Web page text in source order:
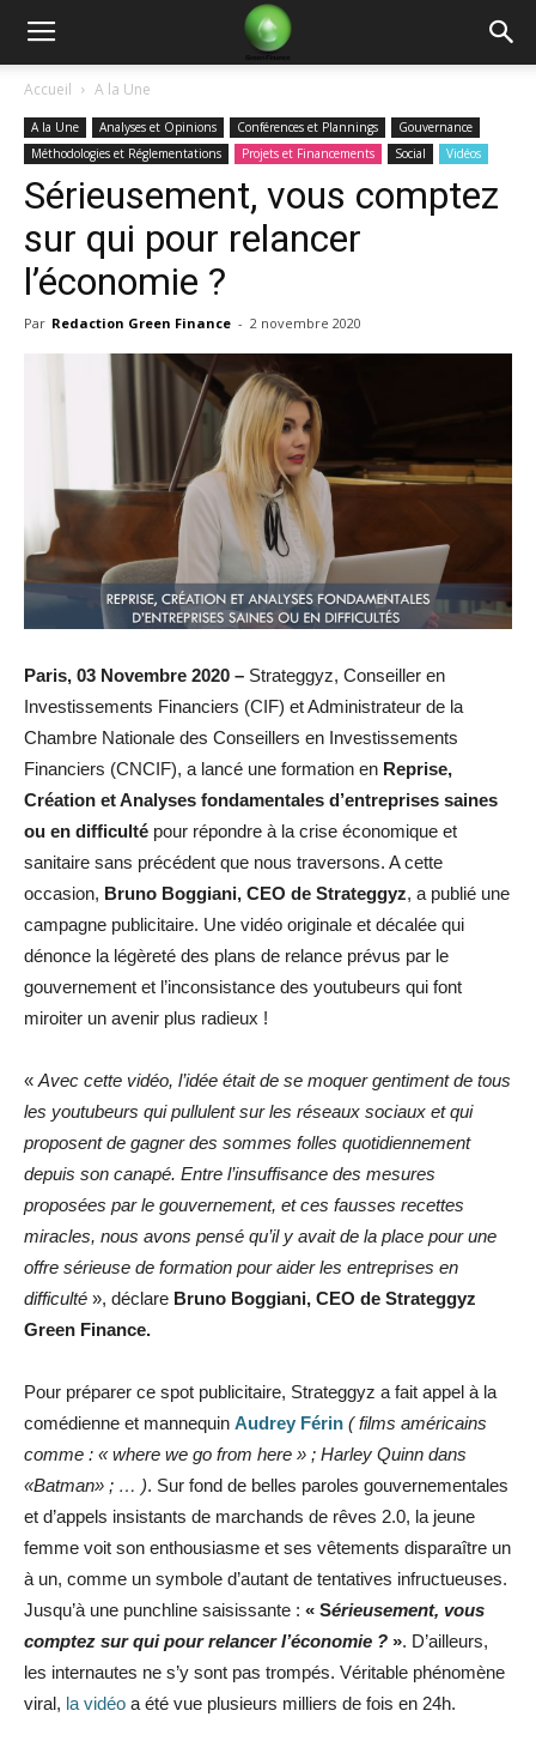
Green
Finance
Accueil A la Une
A la Une Analyses et Opinions Conférences et Plannings
Gouvernance
Méthodologies et Réglementations
Projets et Financements Social Vidéos
Sérieusement, vous comptez
sur qui pour relancer
l’économie ?
Par Redaction Green Finance - 2 novembre 2020
Paris, 03 Novembre 2020 – Strateggyz, Conseiller en
Investissements Financiers (CIF) et Administrateur de la
Chambre Nationale des Conseillers en Investissements
Financiers (CNCIF), a lancé une formation en Reprise,
Création et Analyses fondamentales d’entreprises saines
ou en difficulté pour répondre à la crise économique et
sanitaire sans précédent que nous traversons. A cette
occasion, Bruno Boggiani, CEO de Strateggyz, a publié une
campagne publicitaire. Une vidéo originale et décalée qui
dénonce la légèreté des plans de relance prévus par le
gouvernement et l’inconsistance des youtubeurs qui font
miroiter un avenir plus radieux !
« Avec cette vidéo, l’idée était de se moquer gentiment de tous
les youtubeurs qui pullulent sur les réseaux sociaux et qui
proposent de gagner des sommes folles quotidiennement
depuis son canapé. Entre l’insuffisance des mesures
proposées par le gouvernement, et ces fausses recettes
miracles, nous avons pensé qu’il y avait de la place pour une
offre sérieuse de formation pour aider les entreprises en
difficulté », déclare Bruno Boggiani, CEO de Strateggyz
Green Finance.
Pour préparer ce spot publicitaire, Strateggyz a fait appel à la
comédienne et mannequin Audrey Férin ( films américains
comme : « where we go from here » ; Harley Quinn dans
«Batman» ; … ). Sur fond de belles paroles gouvernementales
et d’appels insistants de marchands de rêves 2.0, la jeune
femme voit son enthousiasme et ses vêtements disparaître un
à un, comme un symbole d’autant de tentatives infructueuses.
Jusqu’à une punchline saisissante : « Sérieusement, vous
comptez sur qui pour relancer l’économie ? ». D’ailleurs,
les internautes ne s’y sont pas trompés. Véritable phénomène
viral, la vidéo a été vue plusieurs milliers de fois en 24h.